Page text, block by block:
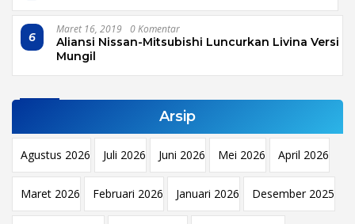
6
Maret 16, 2019 0 Komentar
Aliansi Nissan-Mitsubishi Luncurkan Livina Versi
Mungil
Arsip
Agustus 2026 Juli 2026 Juni 2026 Mei 2026 April 2026
Maret 2026 Februari 2026 Januari 2026 Desember 2025